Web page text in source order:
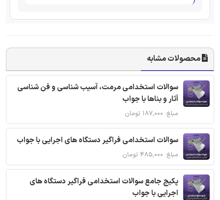
محصولات مشابه
سوالات استخدامی مرمت، آسیب شناسی و فن شناسی
آثار و بناها با جواب
مبلغ: ۱۸۷,۰۰۰ تومان
سوالات استخدامی فراگیر دستگاه های اجرایی با جواب
مبلغ: ۴۸۵,۰۰۰ تومان
پکیج جامع سوالات استخدامی فراگیر دستگاه های
اجرایی با جواب